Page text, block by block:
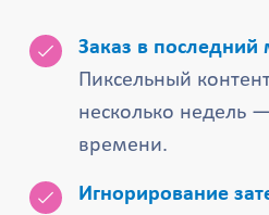
Заказ в последний
Пиксельный
несколько недель
времени.
Игнорирование